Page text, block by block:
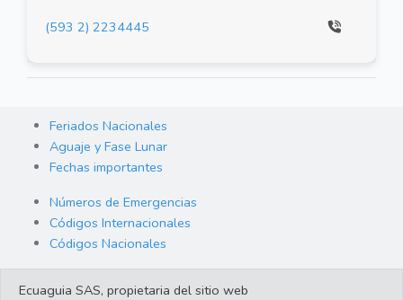
(593 2) 2234445
Feriados Nacionales
Aguaje y Fase Lunar
Fechas importantes
Números de Emergencias
Códigos Internacionales
Códigos Nacionales
Ecuaguia SAS, propietaria del sitio web